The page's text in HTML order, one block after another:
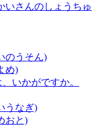
いさんのしょうちゅ
のうそん)
め)
いかがですか。
うなぎ)
おと)